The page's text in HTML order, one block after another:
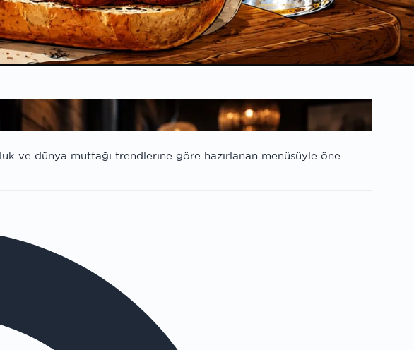
ve dünya mutfağı trendlerine göre hazırlanan menüsüyle öne